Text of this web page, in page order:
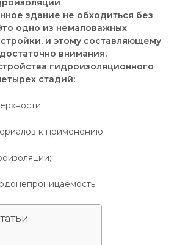
здание не обходиться без
одно из немаловажных
и этому составляющему
внимания.
гидроизоляционного
стадий:
к применению;